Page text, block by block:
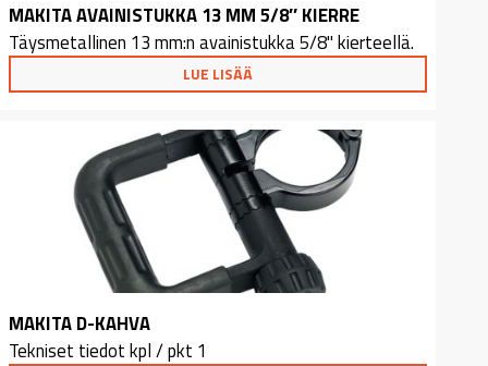
MAKITA AVAINISTUKKA 13 MM 5/8″ KIERRE
Täysmetallinen 13 mm:n avainistukka 5/8" kierteellä.
LUE LISÄÄ
MAKITA D-KAHVA
Tekniset tiedot kpl / pkt 1